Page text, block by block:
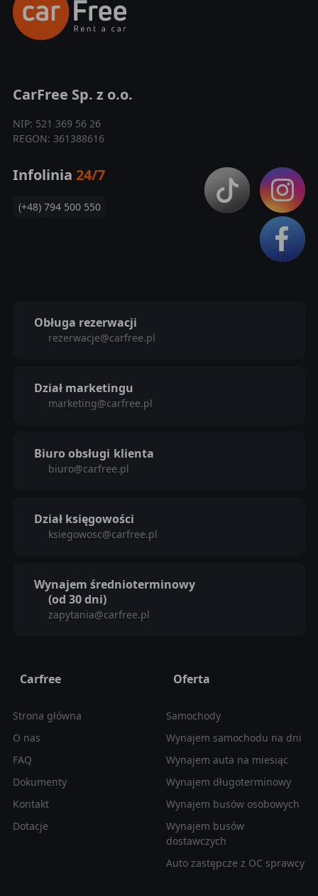
CarFree Sp. z o.o.
NIP: 521 369 56 26
REGON: 361388616
Infolinia 24/7
(+48) 794 500 550
Obługa rezerwacji
rezerwacje@carfree.pl
Dział marketingu
marketing@carfree.pl
Biuro obsługi klienta
biuro@carfree.pl
Dział księgowości
ksiegowosc@carfree.pl
Wynajem średnioterminowy
(od 30 dni)
zapytania@carfree.pl
Carfree
Strona główna
O nas
FAQ
Dokumenty
Kontakt
Dotacje
Oferta
Samochody
Wynajem samochodu na dni
Wynajem auta na miesiąc
Wynajem długoterminowy
Wynajem busów osobowych
Wynajem busów
dostawczych
Auto zastępcze z OC sprawcy